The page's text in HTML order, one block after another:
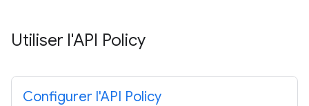
Utiliser l'API Policy
Configurer l'API Policy